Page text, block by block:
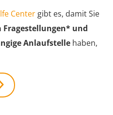
Center gibt es, damit Sie
Fragestellungen* und
Anlaufstelle haben,